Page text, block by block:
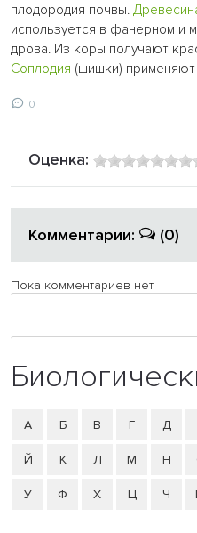
плодородия почвы.
используется в фанерном и
дрова. Из коры получают
Соплодия (шишки) применяют
0
Оценка:
Комментарии: (0)
Пока комментариев нет
А Б В Г Д
Й К Л М Н
У Ф Х Ц Ч